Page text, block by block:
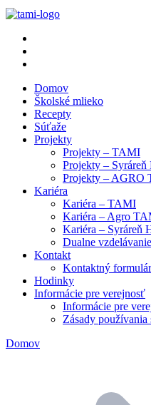
Domov
Školské mlieko
Recepty
Súťaže
Projekty
Projekty – TAMI
Projekty – Syráreň
Projekty – AGRO
Kariéra
Kariéra – TAMI
Kariéra – Agro
Kariéra – Syráreň
Dualne vzdelávanie
Kontakt
Kontaktný
Hodinky
Informácie pre verejnosť
Informácie pre
Zásady
Domov